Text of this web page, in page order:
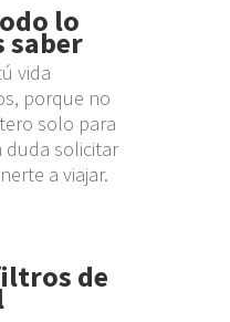
lo
saber
vida
porque no
solo para
duda solicitar
a viajar.
de